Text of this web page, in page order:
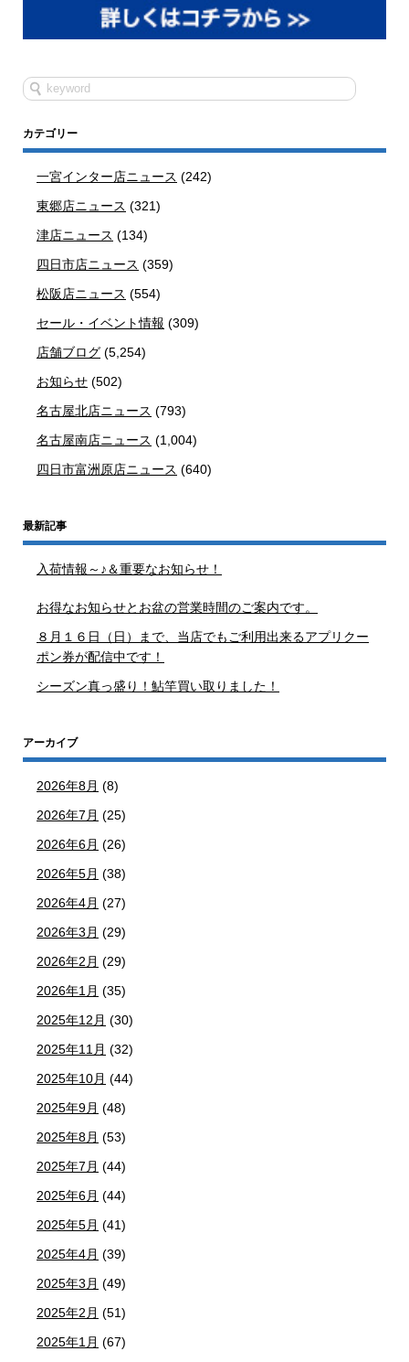
カテゴリー
一宮インター店ニュース (242)
東郷店ニュース (321)
津店ニュース (134)
四日市店ニュース (359)
松阪店ニュース (554)
セール・イベント情報 (309)
店舗ブログ (5,254)
お知らせ (502)
名古屋北店ニュース (793)
名古屋南店ニュース (1,004)
四日市富洲原店ニュース (640)
最新記事
入荷情報～♪＆重要なお知らせ！
お得なお知らせとお盆の営業時間のご案内です。
８月１６日（日）まで、当店でもご利用出来るアプリクー
ポン券が配信中です！
シーズン真っ盛り！鮎竿買い取りました！
アーカイブ
2026年8月 (8)
2026年7月 (25)
2026年6月 (26)
2026年5月 (38)
2026年4月 (27)
2026年3月 (29)
2026年2月 (29)
2026年1月 (35)
2025年12月 (30)
2025年11月 (32)
2025年10月 (44)
2025年9月 (48)
2025年8月 (53)
2025年7月 (44)
2025年6月 (44)
2025年5月 (41)
2025年4月 (39)
2025年3月 (49)
2025年2月 (51)
2025年1月 (67)